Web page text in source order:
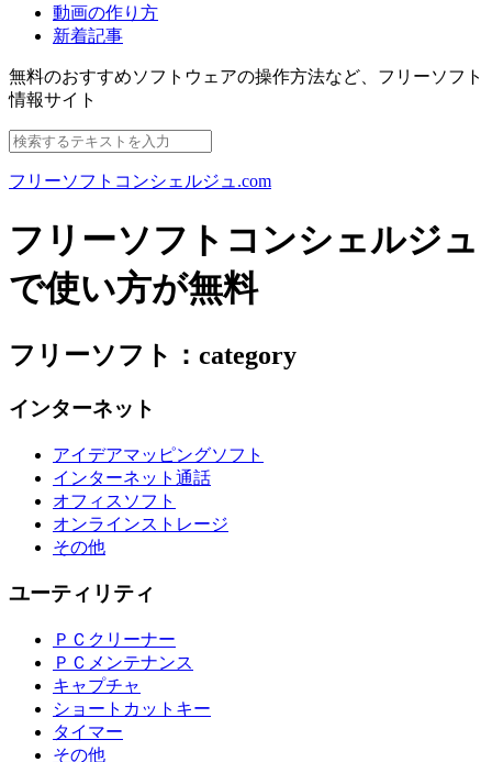
動画の作り方
新着記事
無料のおすすめソフトウェアの操作方法など、 フリーソフト
情報サイト
フリーソフトコンシェルジュ.com
フリーソフトコンシェルジュ
で使い方が無料
フリーソフト：category
インターネット
アイデアマッピングソフト
インターネット通話
オフィスソフト
オンラインストレージ
その他
ユーティリティ
ＰＣクリーナー
ＰＣメンテナンス
キャプチャ
ショートカットキー
タイマー
その他